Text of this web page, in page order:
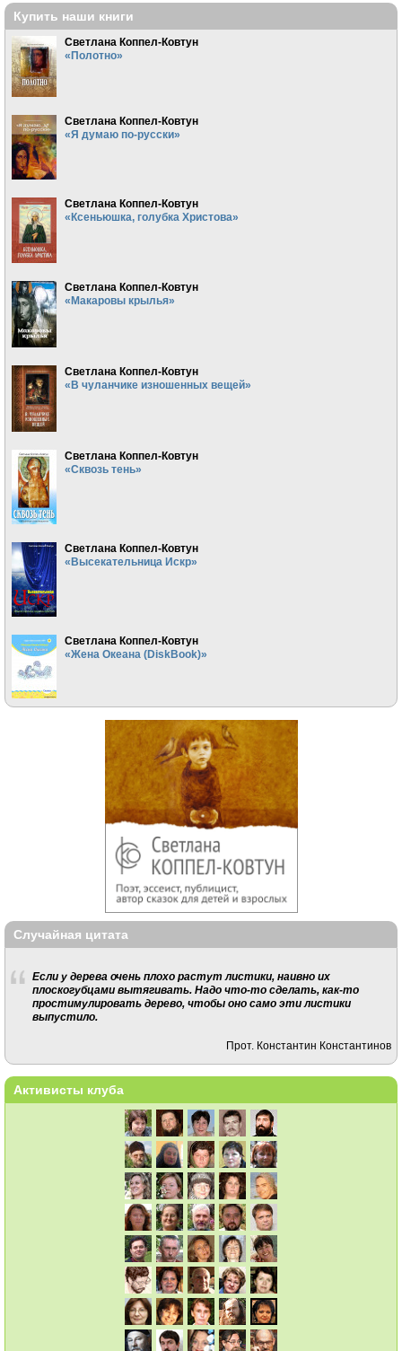
Купить наши книги
Светлана Коппел-Ковтун
«Полотно»
Светлана Коппел-Ковтун
«Я думаю по-русски»
Светлана Коппел-Ковтун
«Ксеньюшка, голубка Христова»
Светлана Коппел-Ковтун
«Макаровы крылья»
Светлана Коппел-Ковтун
«В чуланчике изношенных вещей»
Светлана Коппел-Ковтун
«Сквозь тень»
Светлана Коппел-Ковтун
«Высекательница Искр»
Светлана Коппел-Ковтун
«Жена Океана (DiskBook)»
Случайная цитата
Если у дерева очень плохо растут листики, наивно их
плоскогубцами вытягивать. Надо что-то сделать, как-то
простимулировать дерево, чтобы оно само эти листики
выпустило.
Прот. Константин Константинов
Активисты клуба